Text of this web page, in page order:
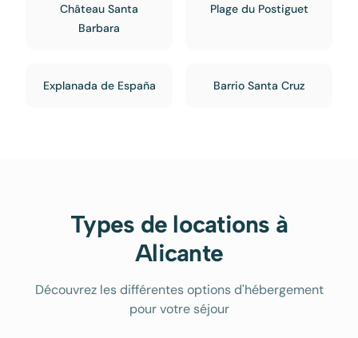
Château Santa
Barbara
Plage du Postiguet
Explanada de España Barrio Santa Cruz
Types de locations à
Alicante
Découvrez les différentes options d'hébergement
pour votre séjour